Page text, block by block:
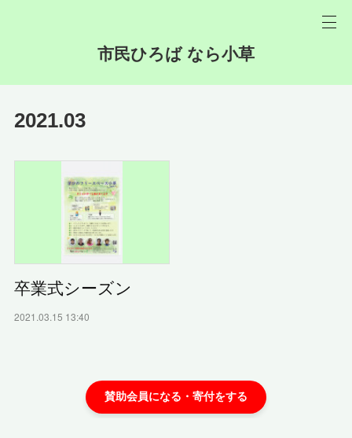
市民ひろば なら小草
2021.03
卒業式シーズン
2021.03.15 13:40